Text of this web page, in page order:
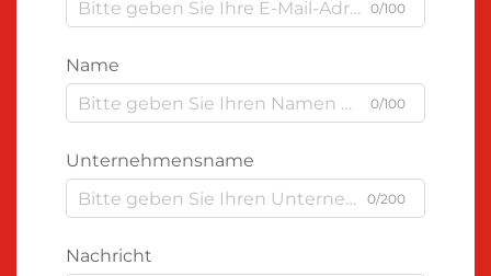
0/100
Name
0/100
Unternehmensname
0/200
Nachricht